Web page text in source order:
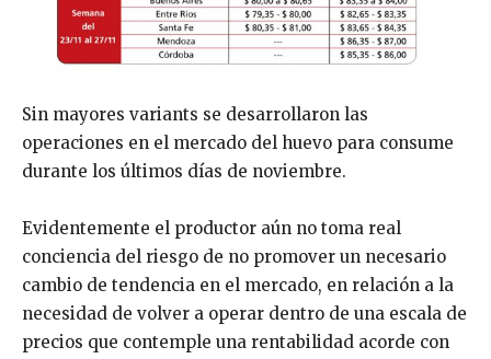
Sin mayores variants se desarrollaron las
operaciones en el mercado del huevo para consume
durante los últimos días de noviembre.
Evidentemente el productor aún no toma real
conciencia del riesgo de no promover un necesario
cambio de tendencia en el mercado, en relación a la
necesidad de volver a operar dentro de una escala de
precios que contemple una rentabilidad acorde con